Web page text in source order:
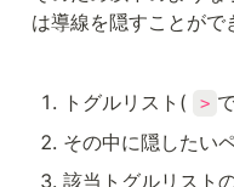
は導線を隠すことがで
トグルリスト( >
その中に隠したい
該当トグルリスト